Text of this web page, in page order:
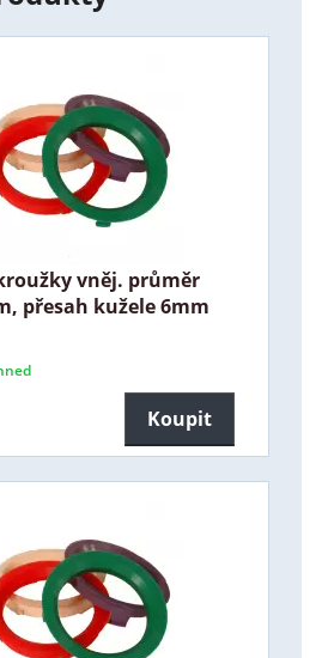
vněj. průměr
přesah kužele 6mm
Koupit